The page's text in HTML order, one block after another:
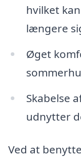
hvilket
længere
Øget
Skabelse
udnytter
Ved at